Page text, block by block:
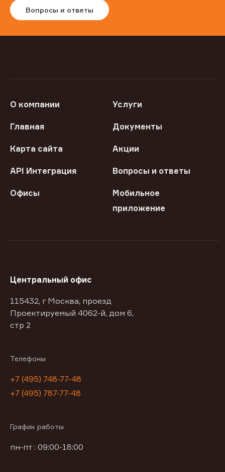
Вопросы и ответы
О компании Услуги
Главная Документы
Карта сайта Акции
API Интеграция Вопросы и ответы
Офисы
Мобильное
приложение
Центральный офис
115432, г Москва, проезд
Проектируемый 4062-й, дом 6,
стр 2
Телефоны
+7 (495) 748-77-48
+7 (495) 787-77-48
График работы
пн-пт : 09:00-18:00